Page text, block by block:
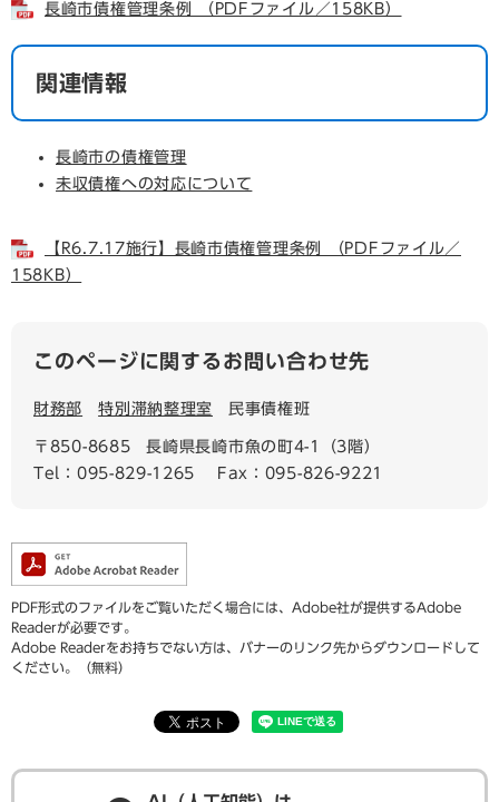
長崎市債権管理条例 （PDFファイル／158KB）
関連情報
長崎市の債権管理
未収債権への対応について
【R6.7.17施行】長崎市債権管理条例 （PDFファイル／
158KB）
このページに関するお問い合わせ先
財務部 特別滞納整理室 民事債権班
〒850-8685
長崎県長崎市魚の町4-1（3階）
Tel：095-829-1265
Fax：095-826-9221
PDF形式のファイルをご覧いただく場合には、Adobe社が提供するAdobe
Readerが必要です。
Adobe Readerをお持ちでない方は、バナーのリンク先からダウンロードして
ください。（無料）